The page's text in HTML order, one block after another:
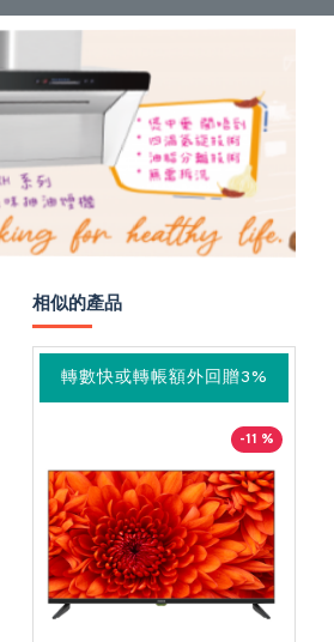
相似的產品
轉數快或轉帳額外回贈3%
-11 %